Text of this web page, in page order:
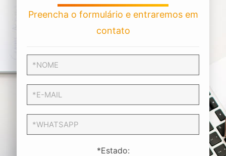
Preencha o formulário e entraremos em
contato
*Estado: